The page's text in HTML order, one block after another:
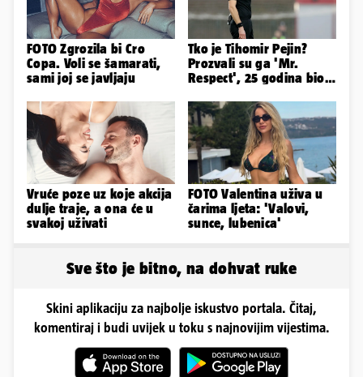
FOTO Zgrozila bi Cro
Copa. Voli se šamarati,
sami joj se javljaju
Tko je Tihomir Pejin?
Prozvali su ga 'Mr.
Respect', 25 godina bio
luku...
Vruće poze uz koje akcija
dulje traje, a ona će u
svakoj uživati
FOTO Valentina uživa u
čarima ljeta: 'Valovi,
sunce, lubenica'
Sve što je bitno, na dohvat ruke
Skini aplikaciju za najbolje iskustvo portala. Čitaj,
komentiraj i budi uvijek u toku s najnovijim vijestima.